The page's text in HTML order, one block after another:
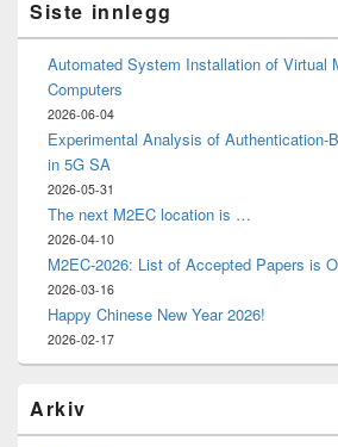
Siste innlegg
Automated System Installation of Virtual
Computers
2026-06-04
Experimental Analysis of Authentication-
in 5G SA
2026-05-31
The next M2EC location is …
2026-04-10
M2EC-2026: List of Accepted Papers is
2026-03-16
Happy Chinese New Year 2026!
2026-02-17
Arkiv